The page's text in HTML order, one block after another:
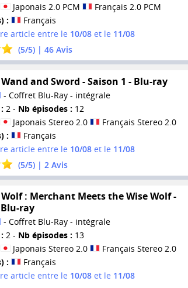
Japonais 2.0 PCM
Français 2.0 PCM
:
Français
article entre le 10/08et le 11/08
(5/5) | 46Avis
and Sword - Saison 1 - Blu-ray
- Coffret Blu-Ray - intégrale
2 - Nb épisodes : 12
Japonais Stereo 2.0
Français Stereo 2.0
:
Français
article entre le 10/08et le 11/08
(5/5) | 2Avis
: Merchant Meets the Wise Wolf -
ray
- Coffret Blu-Ray - intégrale
2 - Nb épisodes : 13
Japonais Stereo 2.0
Français Stereo 2.0
:
Français
article entre le 10/08et le 11/08